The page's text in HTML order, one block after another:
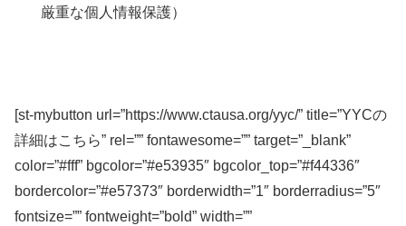
厳重な個人情報保護）
[st-mybutton url=”https://www.ctausa.org/yyc/” title=”YYCの
詳細はこちら” rel=”” fontawesome=”” target=”_blank”
color=”#fff” bgcolor=”#e53935″ bgcolor_top=”#f44336″
bordercolor=”#e57373″ borderwidth=”1″ borderradius=”5″
fontsize=”” fontweight=”bold” width=””